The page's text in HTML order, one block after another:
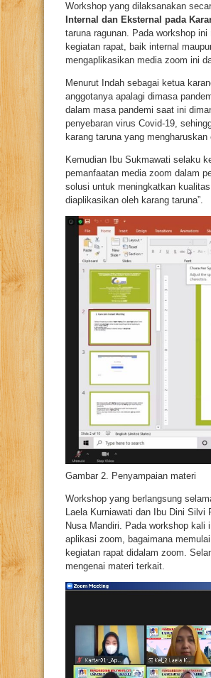
Workshop yang dilaksanakan
Internal dan Eksternal pada
taruna ragunan. Pada workshop
kegiatan rapat, baik internal
mengaplikasikan media zoom ini
Menurut Indah sebagai ketua
anggotanya apalagi dimasa
dalam masa pandemi saat ini
penyebaran virus Covid-19,
karang taruna yang
Kemudian Ibu Sukmawati selaku
pemanfaatan media zoom dalam
solusi untuk meningkatkan
diaplikasikan oleh karang taruna”.
Gambar 2. Penyampaian materi
Workshop yang berlangsung
Laela Kurniawati dan Ibu Dini Silvi
Nusa Mandiri. Pada workshop kali
aplikasi zoom, bagaimana
kegiatan rapat didalam zoom.
mengenai materi terkait.